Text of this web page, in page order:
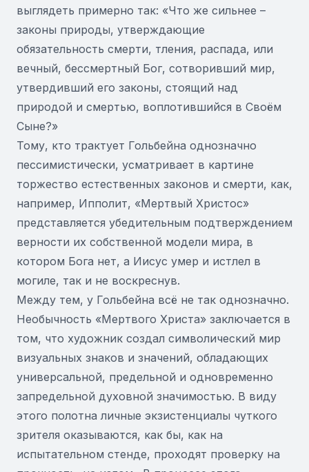
выглядеть примерно так: «Что же сильнее –
законы природы, утверждающие
обязательность смерти, тления, распада, или
вечный, бессмертный Бог, сотворивший мир,
утвердивший его законы, стоящий над
природой и смертью, воплотившийся в Своём
Сыне?»
Тому, кто трактует Гольбейна однозначно
пессимистически, усматривает в картине
торжество естественных законов и смерти, как,
например, Ипполит, «Мертвый Христос»
представляется убедительным подтверждением
верности их собственной модели мира, в
котором Бога нет, а Иисус умер и истлел в
могиле, так и не воскреснув.
Между тем, у Гольбейна всё не так однозначно.
Необычность «Мертвого Христа» заключается в
том, что художник создал символический мир
визуальных знаков и значений, обладающих
универсальной, предельной и одновременно
запредельной духовной значимостью. В виду
этого полотна личные экзистенциалы чуткого
зрителя оказываются, как бы, как на
испытательном стенде, проходят проверку на